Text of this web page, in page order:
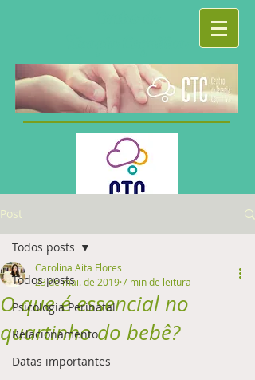
Post
Todos posts
Psicologia Perinatal
Relacionamento
Datas importantes
Todos posts
O que é essencial no
quartinho do bebê?
Carolina Aita Flores
23 de mai. de 20197 min de leitura